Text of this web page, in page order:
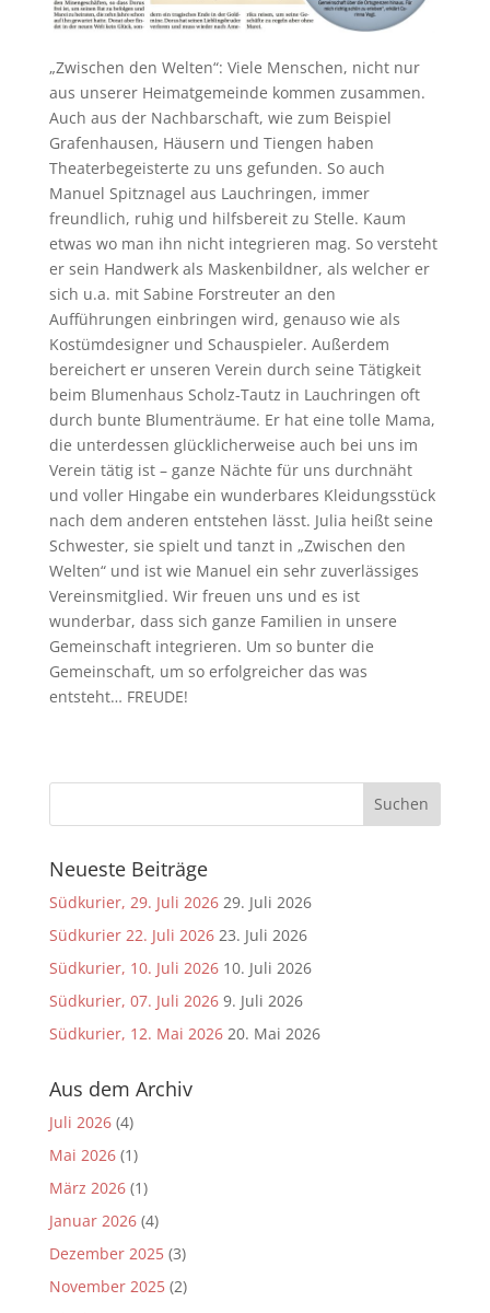
„Zwischen den Welten“: Viele Menschen, nicht nur
aus unserer Heimatgemeinde kommen zusammen.
Auch aus der Nachbarschaft, wie zum Beispiel
Grafenhausen, Häusern und Tiengen haben
Theaterbegeisterte zu uns gefunden. So auch
Manuel Spitznagel aus Lauchringen, immer
freundlich, ruhig und hilfsbereit zu Stelle. Kaum
etwas wo man ihn nicht integrieren mag. So versteht
er sein Handwerk als Maskenbildner, als welcher er
sich u.a. mit Sabine Forstreuter an den
Aufführungen einbringen wird, genauso wie als
Kostümdesigner und Schauspieler. Außerdem
bereichert er unseren Verein durch seine Tätigkeit
beim Blumenhaus Scholz-Tautz in Lauchringen oft
durch bunte Blumenträume. Er hat eine tolle Mama,
die unterdessen glücklicherweise auch bei uns im
Verein tätig ist – ganze Nächte für uns durchnäht
und voller Hingabe ein wunderbares Kleidungsstück
nach dem anderen entstehen lässt. Julia heißt seine
Schwester, sie spielt und tanzt in „Zwischen den
Welten“ und ist wie Manuel ein sehr zuverlässiges
Vereinsmitglied. Wir freuen uns und es ist
wunderbar, dass sich ganze Familien in unsere
Gemeinschaft integrieren. Um so bunter die
Gemeinschaft, um so erfolgreicher das was
entsteht… FREUDE!
Neueste Beiträge
Südkurier, 29. Juli 2026 29. Juli 2026
Südkurier 22. Juli 2026 23. Juli 2026
Südkurier, 10. Juli 2026 10. Juli 2026
Südkurier, 07. Juli 2026 9. Juli 2026
Südkurier, 12. Mai 2026 20. Mai 2026
Aus dem Archiv
Juli 2026(4)
Mai 2026(1)
März 2026(1)
Januar 2026(4)
Dezember 2025(3)
November 2025(2)